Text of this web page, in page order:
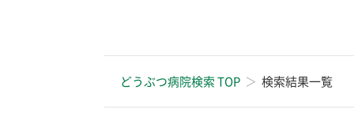
どうぶつ病院検索 TOP 検索結果一覧